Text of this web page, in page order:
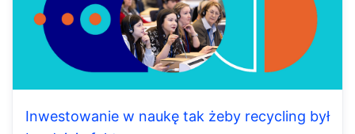
Inwestowanie w naukę tak żeby recycling był